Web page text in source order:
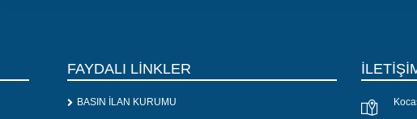
FAYDALI LİNKLER
BASIN İLAN KURUMU